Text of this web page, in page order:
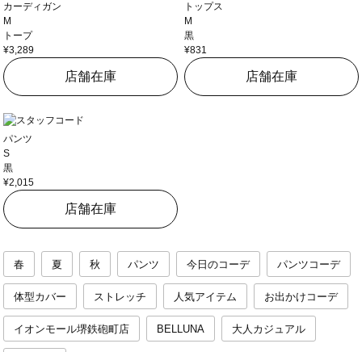
カーディガン
M
トープ
¥3,289
店舗在庫
トップス
M
黒
¥831
店舗在庫
パンツ
S
黒
¥2,015
店舗在庫
春 夏 秋 パンツ 今日のコーデ パンツコーデ
体型カバー ストレッチ 人気アイテム お出かけコーデ
イオンモール堺鉄砲町店 BELLUNA 大人カジュアル